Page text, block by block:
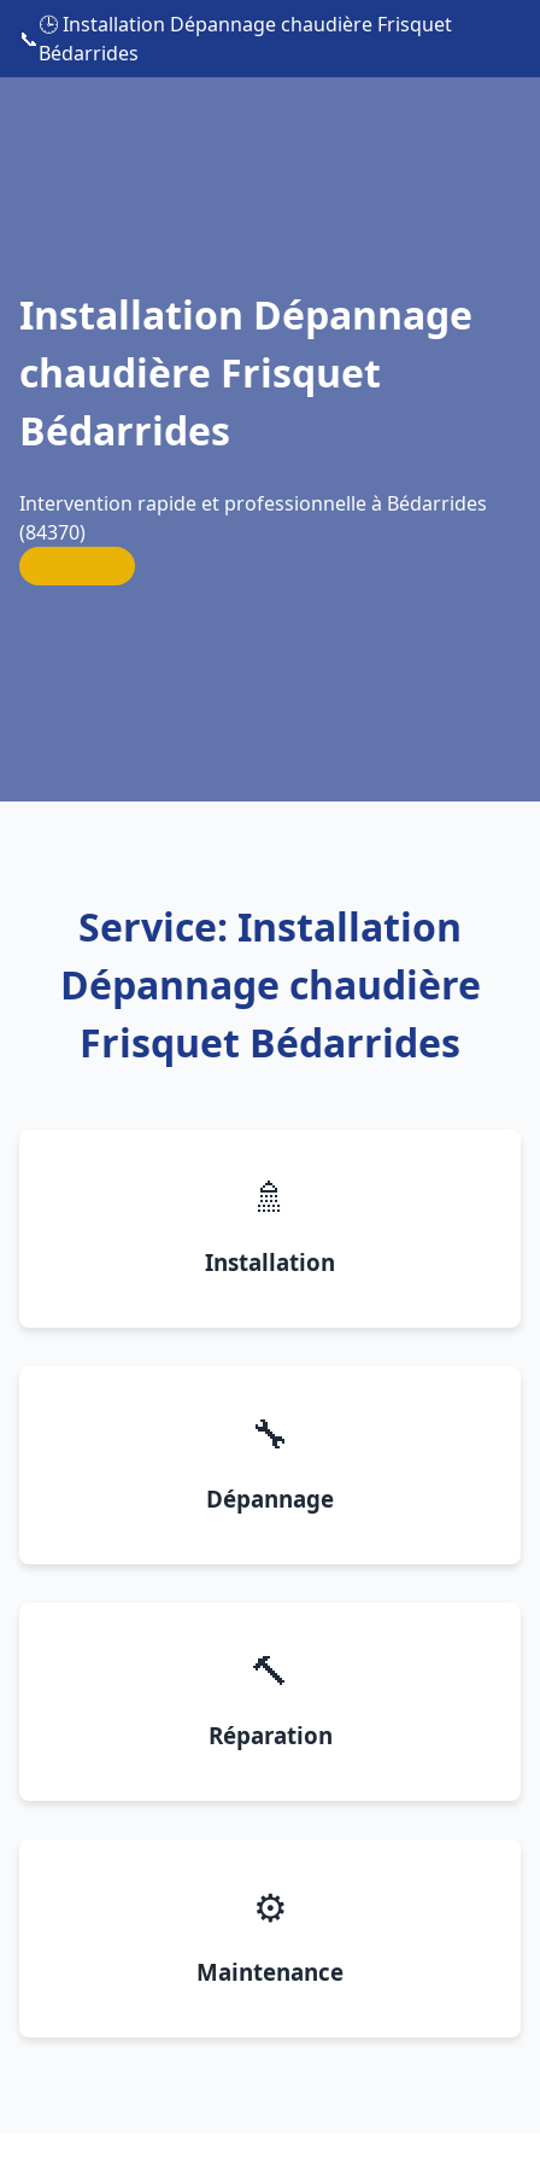
📞
🕒 Installation Dépannage chaudière Frisquet
Bédarrides
Installation Dépannage
chaudière Frisquet
Bédarrides
Intervention rapide et professionnelle à Bédarrides
(84370)
Service: Installation
Dépannage chaudière
Frisquet Bédarrides
🚿
Installation
🔧
Dépannage
🔨
Réparation
⚙️
Maintenance